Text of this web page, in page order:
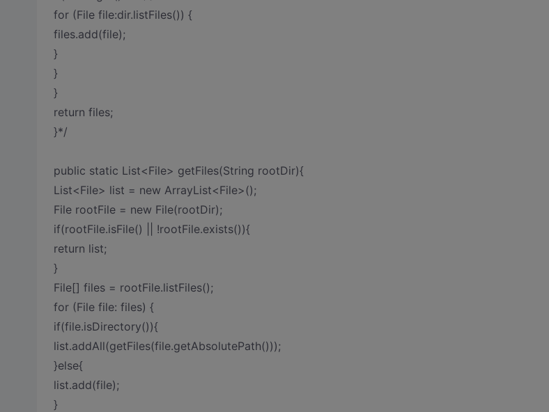
for (File file:dir.listFiles()) {
files.add(file);
}
}
}
return files;
}*/
public static List<File> getFiles(String rootDir){
List<File> list = new ArrayList<File>();
File rootFile = new File(rootDir);
if(rootFile.isFile() || !rootFile.exists()){
return list;
}
File[] files = rootFile.listFiles();
for (File file: files) {
if(file.isDirectory()){
list.addAll(getFiles(file.getAbsolutePath()));
}else{
list.add(file);
}